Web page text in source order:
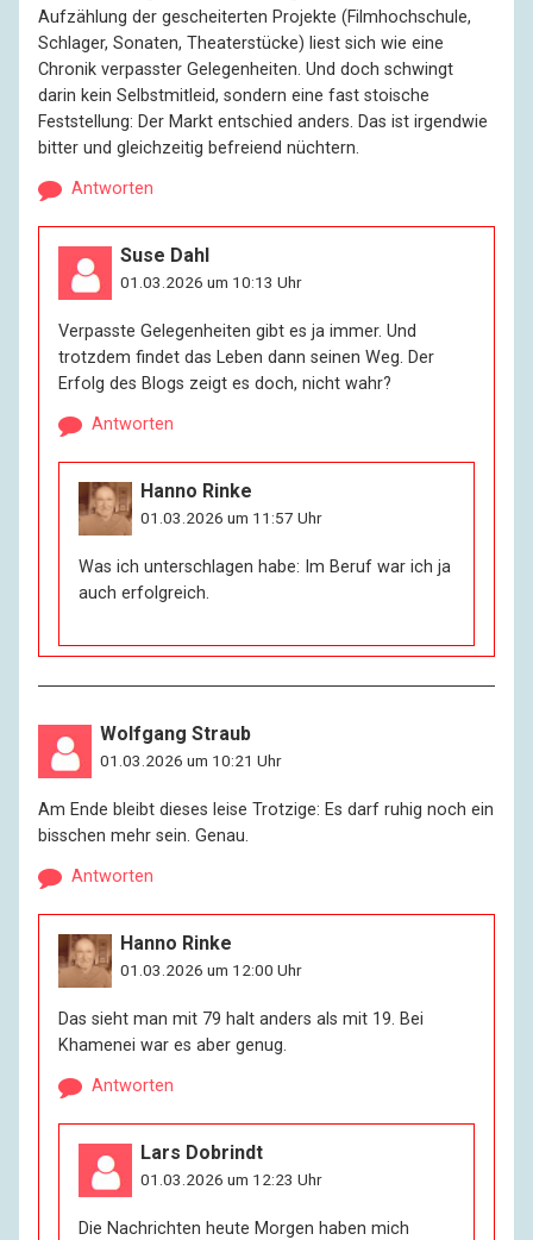
Aufzählung der gescheiterten Projekte (Filmhochschule,
Schlager, Sonaten, Theaterstücke) liest sich wie eine
Chronik verpasster Gelegenheiten. Und doch schwingt
darin kein Selbstmitleid, sondern eine fast stoische
Feststellung: Der Markt entschied anders. Das ist irgendwie
bitter und gleichzeitig befreiend nüchtern.
Antworten
Suse Dahl
01.03.2026 um 10:13 Uhr
Verpasste Gelegenheiten gibt es ja immer. Und
trotzdem findet das Leben dann seinen Weg. Der
Erfolg des Blogs zeigt es doch, nicht wahr?
Antworten
Hanno Rinke
01.03.2026 um 11:57 Uhr
Was ich unterschlagen habe: Im Beruf war ich ja
auch erfolgreich.
Wolfgang Straub
01.03.2026 um 10:21 Uhr
Am Ende bleibt dieses leise Trotzige: Es darf ruhig noch ein
bisschen mehr sein. Genau.
Antworten
Hanno Rinke
01.03.2026 um 12:00 Uhr
Das sieht man mit 79 halt anders als mit 19. Bei
Khamenei war es aber genug.
Antworten
Lars Dobrindt
01.03.2026 um 12:23 Uhr
Die Nachrichten heute Morgen haben mich